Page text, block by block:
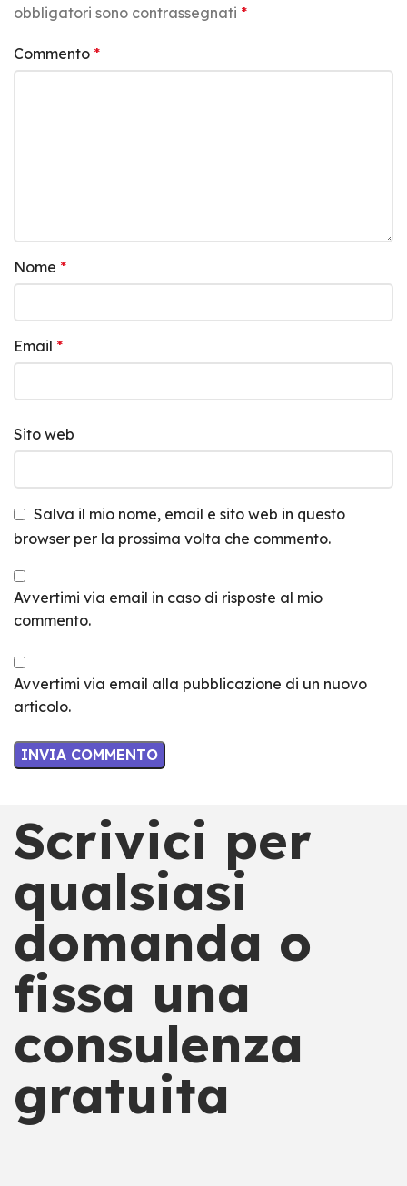
obbligatori sono contrassegnati *
Commento *
Nome *
Email *
Sito web
Salva il mio nome, email e sito web in questo
browser per la prossima volta che commento.
Avvertimi via email in caso di risposte al mio
commento.
Avvertimi via email alla pubblicazione di un nuovo
articolo.
Scrivici per
qualsiasi
domanda o
fissa una
consulenza
gratuita